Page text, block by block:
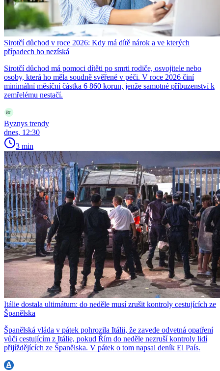
Sirotčí důchod v roce 2026: Kdy má dítě nárok a ve kterých
případech ho nezíská
Sirotčí důchod má pomoci dítěti po smrti rodiče, osvojitele nebo
osoby, která ho měla soudně svěřené v péči. V roce 2026 činí
minimální měsíční částka 6 860 korun, jenže samotné příbuzenství k
zemřelému nestačí.
Byznys trendy
dnes, 12:30
3 min
Itálie dostala ultimátum: do neděle musí zrušit kontroly cestujících ze
Španělska
Španělská vláda v pátek pohrozila Itálii, že zavede odvetná opatření
vůči cestujícím z Itálie, pokud Řím do neděle nezruší kontroly lidí
přijíždějících ze Španělska. V pátek o tom napsal deník El País.